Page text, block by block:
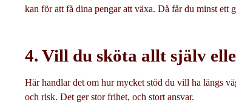
kan för att få dina pengar att växa. Då får du minst ett
4. Vill du sköta allt själv
Här handlar det om hur mycket stöd du vill ha längs
och risk. Det ger stor frihet, och stort ansvar.